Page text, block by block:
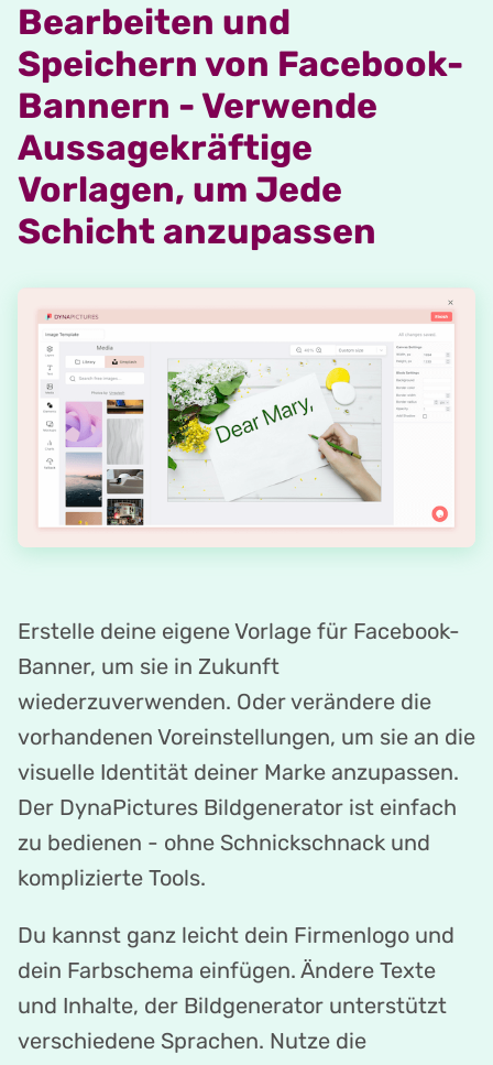
Bearbeiten und
Speichern von Facebook-
Bannern - Verwende
Aussagekräftige
Vorlagen, um Jede
Schicht anzupassen
Erstelle deine eigene Vorlage für Facebook-
Banner, um sie in Zukunft
wiederzuverwenden. Oder verändere die
vorhandenen Voreinstellungen, um sie an die
visuelle Identität deiner Marke anzupassen.
Der DynaPictures Bildgenerator ist einfach
zu bedienen - ohne Schnickschnack und
komplizierte Tools.
Du kannst ganz leicht dein Firmenlogo und
dein Farbschema einfügen. Ändere Texte
und Inhalte, der Bildgenerator unterstützt
verschiedene Sprachen. Nutze die